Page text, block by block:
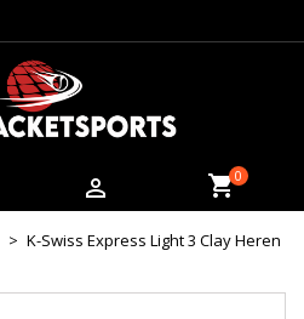
 0
K-Swiss Express Light 3 Clay Heren